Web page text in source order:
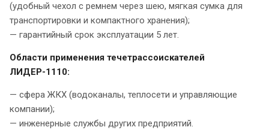
(удобный чехол с ремнем через шею, мягкая сумка для
транспортировки и компактного хранения);
— гарантийный срок эксплуатации 5 лет.
Области применения течетрассоискателей
ЛИДЕР-1110:
— сфера ЖКХ (водоканалы, теплосети и управляющие
компании);
— инженерные службы других предприятий.